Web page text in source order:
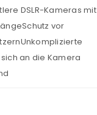
DSLR-Kameras mit
vor
an die Kamera